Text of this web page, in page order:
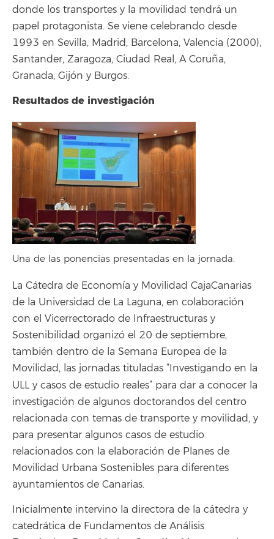
donde los transportes y la movilidad tendrá un
papel protagonista. Se viene celebrando desde
1993 en Sevilla, Madrid, Barcelona, Valencia (2000),
Santander, Zaragoza, Ciudad Real, A Coruña,
Granada, Gijón y Burgos.
Resultados de investigación
Una de las ponencias presentadas en la jornada.
La Cátedra de Economía y Movilidad CajaCanarias
de la Universidad de La Laguna, en colaboración
con el Vicerrectorado de Infraestructuras y
Sostenibilidad organizó el 20 de septiembre,
también dentro de la Semana Europea de la
Movilidad, las jornadas tituladas “Investigando en la
ULL y casos de estudio reales” para dar a conocer la
investigación de algunos doctorandos del centro
relacionada con temas de transporte y movilidad, y
para presentar algunos casos de estudio
relacionados con la elaboración de Planes de
Movilidad Urbana Sostenibles para diferentes
ayuntamientos de Canarias.
Inicialmente intervino la directora de la cátedra y
catedrática de Fundamentos de Análisis